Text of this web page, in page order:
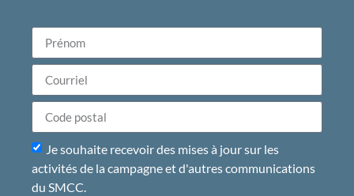
Je souhaite recevoir des mises à jour sur les
activités de la campagne et d'autres communications
du SMCC.